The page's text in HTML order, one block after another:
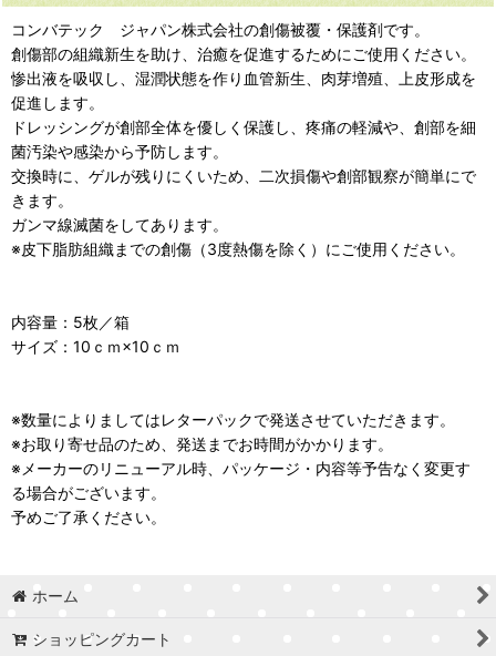
コンバテック ジャパン株式会社の創傷被覆・保護剤です。
創傷部の組織新生を助け、治癒を促進するためにご使用ください。
惨出液を吸収し、湿潤状態を作り血管新生、肉芽増殖、上皮形成を
促進します。
ドレッシングが創部全体を優しく保護し、疼痛の軽減や、創部を細
菌汚染や感染から予防します。
交換時に、ゲルが残りにくいため、二次損傷や創部観察が簡単にで
きます。
ガンマ線滅菌をしてあります。
※皮下脂肪組織までの創傷（3度熱傷を除く）にご使用ください。
内容量：5枚／箱
サイズ：10ｃｍ×10ｃｍ
※数量によりましてはレターパックで発送させていただきます。
※お取り寄せ品のため、発送までお時間がかかります。
※メーカーのリニューアル時、パッケージ・内容等予告なく変更す
る場合がございます。
予めご了承ください。
ホーム
ショッピングカート